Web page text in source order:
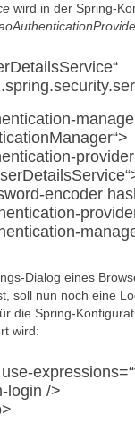
wird in der Spring-
encoder
Dialog eines
soll nun noch eine
die Spring-
wird:
login />